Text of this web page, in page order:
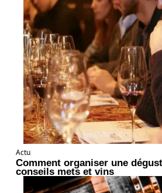
Actu
Comment organiser une
conseils mets et vins